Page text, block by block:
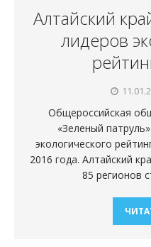
Алтайский
лидеров
Общероссийская
«Зеленый
экологического
2016 года. Алтайский
85 регионов